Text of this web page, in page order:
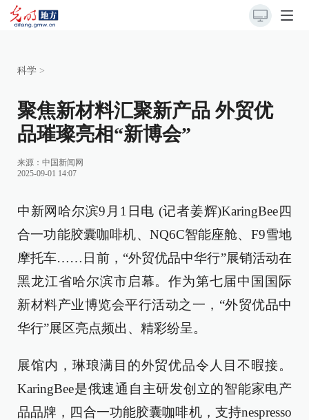
科学 >
聚焦新材料汇聚新产品 外贸优
品璀璨亮相“新博会”
来源： 中国新闻网
2025-09-01 14:07
中新网哈尔滨9月1日电 (记者姜辉)KaringBee四
合一功能胶囊咖啡机、NQ6C智能座舱、F9雪地
摩托车……日前，“外贸优品中华行”展销活动在
黑龙江省哈尔滨市启幕。作为第七届中国国际
新材料产业博览会平行活动之一，“外贸优品中
华行”展区亮点频出、精彩纷呈。
展馆内，琳琅满目的外贸优品令人目不暇接。
KaringBee是俄速通自主研发创立的智能家电产
品品牌，四合一功能胶囊咖啡机，支持nespresso